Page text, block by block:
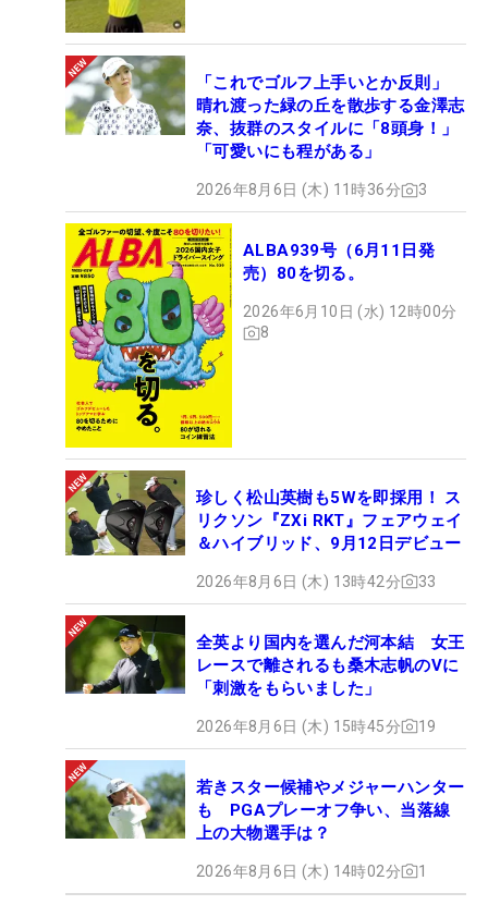
「これでゴルフ上手いとか反則」
晴れ渡った緑の丘を散歩する金澤志
奈、抜群のスタイルに「8頭身！」
「可愛いにも程がある」
2026年8月6日 (木) 11時36分 3
ALBA939号（6月11日発
売）80を切る。
2026年6月10日 (水) 12時00分
8
珍しく松山英樹も5Wを即採用！ ス
リクソン『ZXi RKT』フェアウェイ
＆ハイブリッド、9月12日デビュー
2026年8月6日 (木) 13時42分 33
全英より国内を選んだ河本結 女王
レースで離されるも桑木志帆のVに
「刺激をもらいました」
2026年8月6日 (木) 15時45分 19
若きスター候補やメジャーハンター
も PGAプレーオフ争い、当落線
上の大物選手は？
2026年8月6日 (木) 14時02分 1